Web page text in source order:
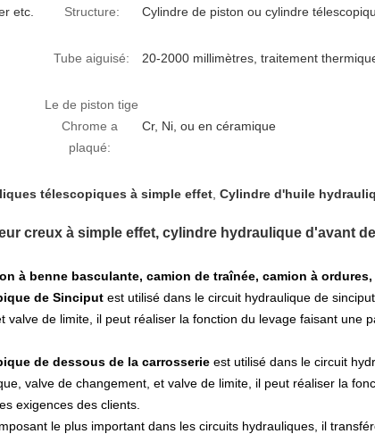
etc. Structure: Cylindre de piston ou cylindre
Tube aiguisé: 20-2000 millimètres, traitement
Le de piston tige
Chrome a
plaqué:
Cr, Ni, ou en céramique
télescopiques à simple effet Cylindre d'huile
creux à simple effet, cylindre hydraulique d'avant
à benne basculante, camion de traînée, camion à ordures,
de Sinciput est utilisé dans le circuit hydraulique de
valve de limite, il peut réaliser la fonction du levage faisant une
de dessous de la carrosserie est utilisé dans le circuit
valve de changement, et valve de limite, il peut réaliser la
exigences des clients.
le plus important dans les circuits hydrauliques, il